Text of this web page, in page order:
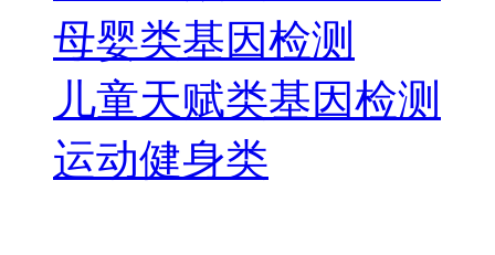
母婴类基因检测
儿童天赋类基因检测
运动健身类